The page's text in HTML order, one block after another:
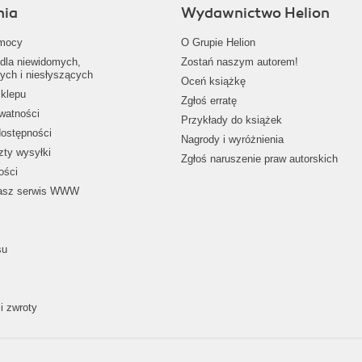
niewidomych,
i niesłyszących
wysyłki
serwis WWW
zwroty
Wydawnictwo Helion
O Grupie Helion
Zostań naszym autorem!
Oceń książkę
Zgłoś erratę
Przykłady do książek
Nagrody i wyróżnienia
Zgłoś naruszenie praw autorskich